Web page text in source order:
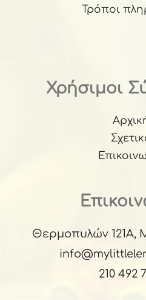
Τρόποι
Χρήσιμοι
Θερμοπυλών 121Α,
210 492